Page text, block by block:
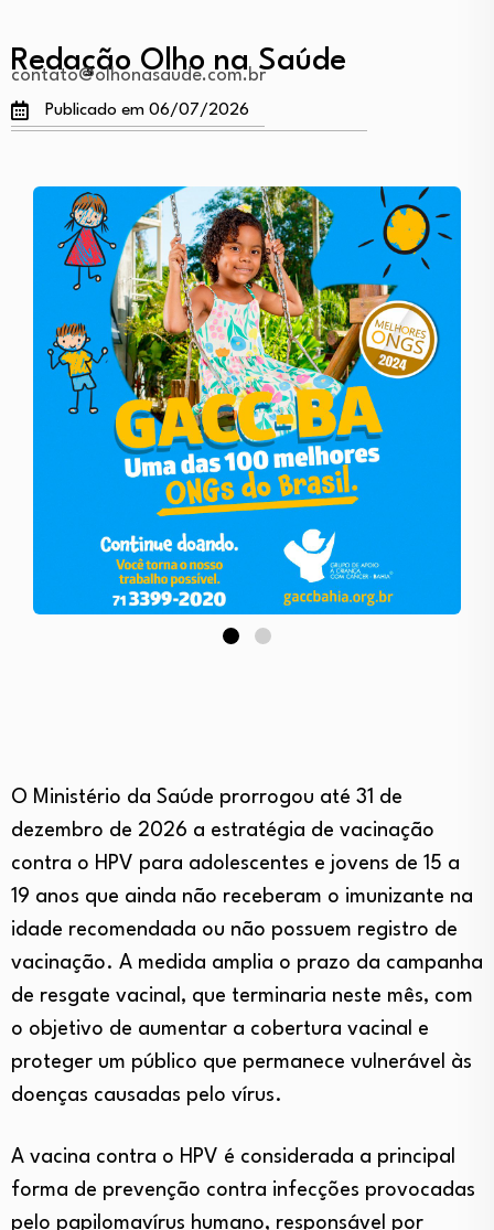
Redação Olho na Saúde
contato@olhonasaude.com.br
Publicado em 06/07/2026
O Ministério da Saúde prorrogou até 31 de
dezembro de 2026 a estratégia de vacinação
contra o HPV para adolescentes e jovens de 15 a
19 anos que ainda não receberam o imunizante na
idade recomendada ou não possuem registro de
vacinação. A medida amplia o prazo da campanha
de resgate vacinal, que terminaria neste mês, com
o objetivo de aumentar a cobertura vacinal e
proteger um público que permanece vulnerável às
doenças causadas pelo vírus.
A vacina contra o HPV é considerada a principal
forma de prevenção contra infecções provocadas
pelo papilomavírus humano, responsável por